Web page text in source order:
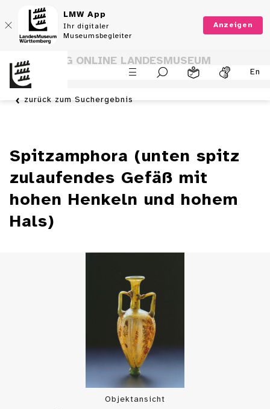
LMW App
Ihr digitaler
Museumsbegleiter
Anzeigen
En
SAMMLUNG ONLINE LANDESMUSEUM
WÜRTTEMBERG
zurück zum Suchergebnis
Spitzamphora (unten spitz
zulaufendes Gefäß mit
hohen Henkeln und hohem
Hals)
Objektansicht